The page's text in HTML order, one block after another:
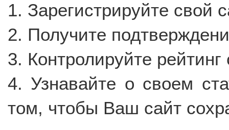
1. Зарегистрируйте свой
2. Получите
3. Контролируйте рейтинг
4. Узнавайте о своем
том, чтобы Ваш сайт